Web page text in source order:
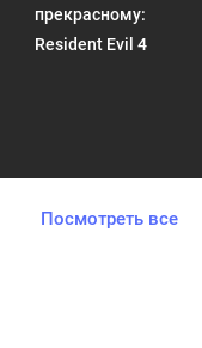
прекрасному:
Resident Evil 4
Посмотреть все